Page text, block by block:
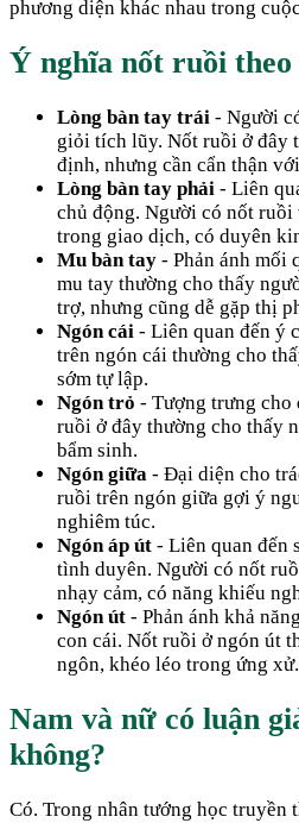
phương diện khác nhau trong
Ý nghĩa nốt ruồi
Lòng bàn tay trái - Người
giỏi tích lũy. Nốt ruồi ở đây
định, nhưng cần cẩn thận
Lòng bàn tay phải - Liên
chủ động. Người có nốt
trong giao dịch, có duyên
Mu bàn tay - Phản ánh mối
mu tay thường cho thấy
trợ, nhưng cũng dễ gặp thị
Ngón cái - Liên quan đến ý
trên ngón cái thường cho
sớm tự lập.
Ngón trỏ - Tượng trưng cho
ruồi ở đây thường cho thấy
bẩm sinh.
Ngón giữa - Đại diện cho
ruồi trên ngón giữa gợi ý
nghiêm túc.
Ngón áp út - Liên quan đến
tình duyên. Người có nốt
nhạy cảm, có năng khiếu
Ngón út - Phản ánh khả
con cái. Nốt ruồi ở ngón út
ngôn, khéo léo trong ứng xử.
Nam và nữ có luận
không?
Có. Trong nhân tướng học truyền